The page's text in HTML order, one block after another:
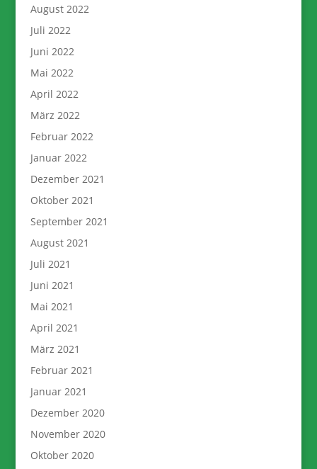
August 2022
Juli 2022
Juni 2022
Mai 2022
April 2022
März 2022
Februar 2022
Januar 2022
Dezember 2021
Oktober 2021
September 2021
August 2021
Juli 2021
Juni 2021
Mai 2021
April 2021
März 2021
Februar 2021
Januar 2021
Dezember 2020
November 2020
Oktober 2020